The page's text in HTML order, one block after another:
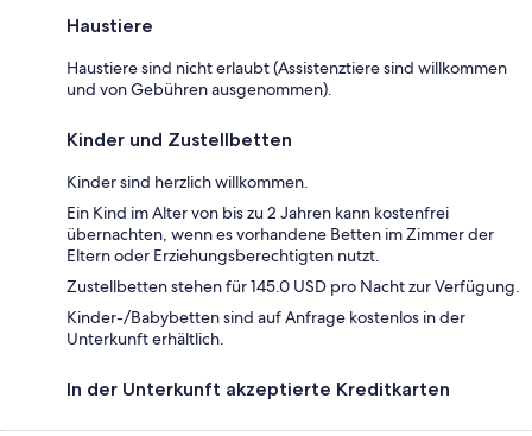
Haustiere
Haustiere sind nicht erlaubt (Assistenztiere sind willkommen
und von Gebühren ausgenommen).
Kinder und Zustellbetten
Kinder sind herzlich willkommen.
Ein Kind im Alter von bis zu 2 Jahren kann kostenfrei
übernachten, wenn es vorhandene Betten im Zimmer der
Eltern oder Erziehungsberechtigten nutzt.
Zustellbetten stehen für 145.0 USD pro Nacht zur Verfügung.
Kinder-/Babybetten sind auf Anfrage kostenlos in der
Unterkunft erhältlich.
In der Unterkunft akzeptierte Kreditkarten